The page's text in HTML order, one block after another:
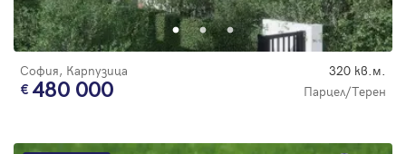
София, Карпузица 320 кв.м.
480 000 Парцел/Терен